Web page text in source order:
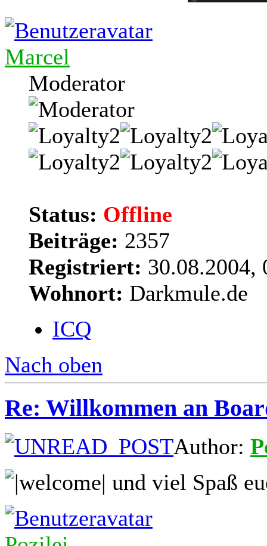
Marcel
Moderator
Status: Offline
Beiträge: 2357
Registriert: 30.08.2004,
Wohnort: Darkmule.de
ICQ
Nach oben
Re: Willkommen an
Author:
und viel Spaß